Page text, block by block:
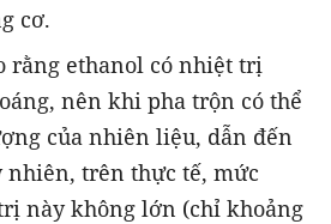
cơ.
rằng ethanol có nhiệt trị
nên khi pha trộn có thể
của nhiên liệu, dẫn đến
nhiên, trên thực tế, mức
này không lớn (chỉ khoảng